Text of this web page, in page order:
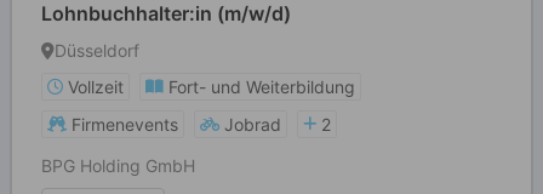
Lohnbuchhalter:in (m/w/d)
Düsseldorf
Vollzeit
Fort- und Weiterbildung
Firmenevents
Jobrad
2
BPG Holding GmbH